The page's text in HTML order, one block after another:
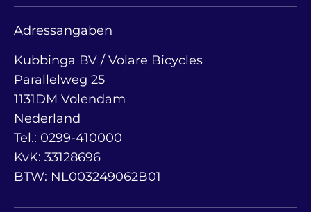
Adressangaben
Kubbinga BV / Volare Bicycles
Parallelweg 25
1131DM Volendam
Nederland
Tel.: 0299-410000
KvK: 33128696
BTW: NL003249062B01